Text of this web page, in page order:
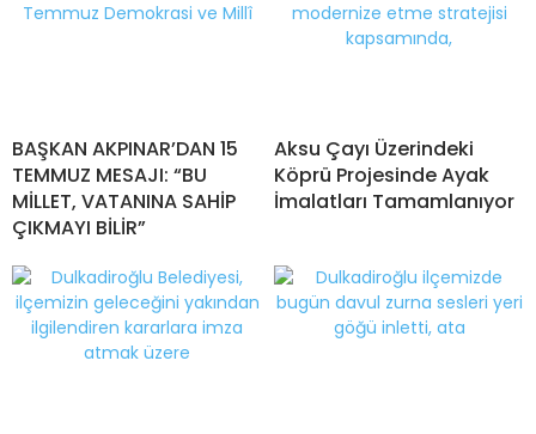
BAŞKAN AKPINAR’DAN 15
TEMMUZ MESAJI: “BU
MİLLET, VATANINA SAHİP
ÇIKMAYI BİLİR”
Aksu Çayı Üzerindeki
Köprü Projesinde Ayak
İmalatları Tamamlanıyor